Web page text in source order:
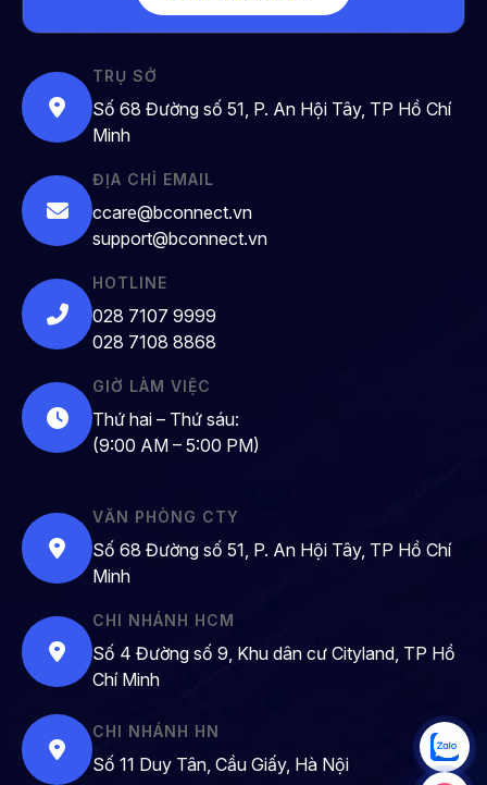
TRỤ SỞ
Số 68 Đường số 51, P. An Hội Tây, TP Hồ Chí
Minh
ĐỊA CHỈ EMAIL
ccare@bconnect.vn
support@bconnect.vn
HOTLINE
028 7107 9999
028 7108 8868
GIỜ LÀM VIỆC
Thứ hai – Thứ sáu:
(9:00 AM – 5:00 PM)
VĂN PHÒNG CTY
Số 68 Đường số 51, P. An Hội Tây, TP Hồ Chí
Minh
CHI NHÁNH HCM
Số 4 Đường số 9, Khu dân cư Cityland, TP Hồ
Chí Minh
CHI NHÁNH HN
Số 11 Duy Tân, Cầu Giấy, Hà Nội